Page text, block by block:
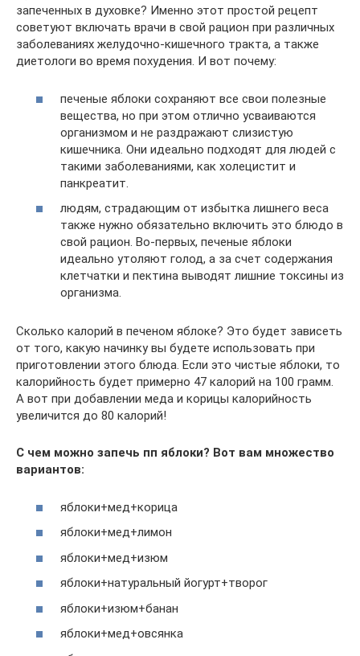
запеченных в духовке? Именно этот простой рецепт
советуют включать врачи в свой рацион при различных
заболеваниях желудочно-кишечного тракта, а также
диетологи во время похудения. И вот почему:
печеные яблоки сохраняют все свои полезные
вещества, но при этом отлично усваиваются
организмом и не раздражают слизистую
кишечника. Они идеально подходят для людей с
такими заболеваниями, как холецистит и
панкреатит.
людям, страдающим от избытка лишнего веса
также нужно обязательно включить это блюдо в
свой рацион. Во-первых, печеные яблоки
идеально утоляют голод, а за счет содержания
клетчатки и пектина выводят лишние токсины из
организма.
Сколько калорий в печеном яблоке? Это будет зависеть
от того, какую начинку вы будете использовать при
приготовлении этого блюда. Если это чистые яблоки, то
калорийность будет примерно 47 калорий на 100 грамм.
А вот при добавлении меда и корицы калорийность
увеличится до 80 калорий!
С чем можно запечь пп яблоки? Вот вам множество
вариантов:
яблоки+мед+корица
яблоки+мед+лимон
яблоки+мед+изюм
яблоки+натуральный йогурт+творог
яблоки+изюм+банан
яблоки+мед+овсянка